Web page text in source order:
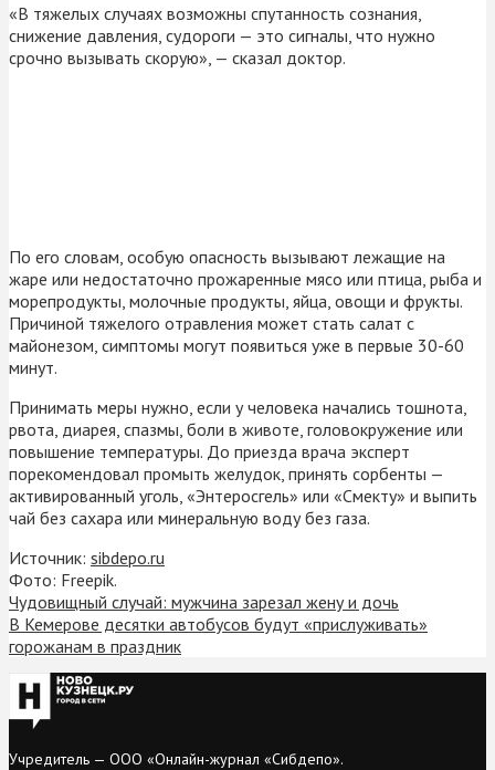
«В тяжелых случаях возможны спутанность сознания,
снижение давления, судороги — это сигналы, что нужно
срочно вызывать скорую», — сказал доктор.
По его словам, особую опасность вызывают лежащие на
жаре или недостаточно прожаренные мясо или птица, рыба и
морепродукты, молочные продукты, яйца, овощи и фрукты.
Причиной тяжелого отравления может стать салат с
майонезом, симптомы могут появиться уже в первые 30-60
минут.
Принимать меры нужно, если у человека начались тошнота,
рвота, диарея, спазмы, боли в животе, головокружение или
повышение температуры. До приезда врача эксперт
порекомендовал промыть желудок, принять сорбенты —
активированный уголь, «Энтеросгель» или «Смекту» и выпить
чай без сахара или минеральную воду без газа.
Источник: sibdepo.ru
Фото: Freepik.
Чудовищный случай: мужчина зарезал жену и дочь
В Кемерове десятки автобусов будут «прислуживать»
горожанам в праздник
Учредитель — ООО «Онлайн-журнал «Сибдепо».